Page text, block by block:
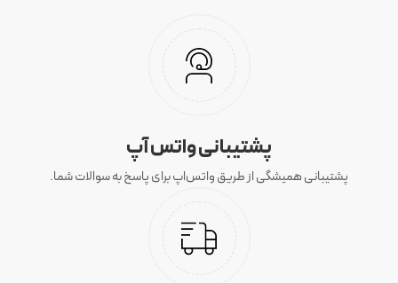
پشتیبانی واتس آپ
پشتیبانی همیشگی از طریق واتس‌اپ برای پاسخ به سوالات شما.